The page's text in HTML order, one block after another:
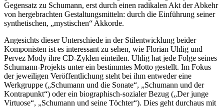
Gegensatz zu Schumann, erst durch einen radikalen Akt der Abkehr
von hergebrachten Gestaltungsmitteln: durch die Einführung seiner
synthetischen, „mystischen“ Akkorde.
Angesichts dieser Unterschiede in der Stilentwicklung beider
Komponisten ist es interessant zu sehen, wie Florian Uhlig und
Pervez Mody ihre CD-Zyklen einteilen. Uhlig hat jede Folge seines
Schumann-Projekts unter ein bestimmtes Motto gestellt. Im Fokus
der jeweiligen Veröffentlichung steht bei ihm entweder eine
Werkgruppe („Schumann und die Sonate“, „Schumann und der
Kontrapunkt“) oder ein biographisch-sozialer Bezug („Der junge
Virtuose“, „Schumann und seine Töchter“). Dies geht durchaus mit